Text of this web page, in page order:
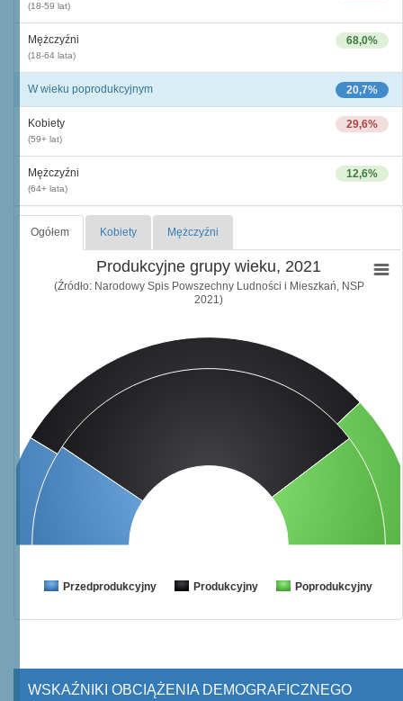
(18-59 lat)
68,0%
Mężczyźni
(18-64 lata)
20,7%
W wieku poprodukcyjnym
29,6%
Kobiety
(59+ lat)
12,6%
Mężczyźni
(64+ lata)
Ogółem Kobiety Mężczyźni
Produkcyjne grupy wieku, 2021
(Źródło: Narodowy Spis Powszechny Ludności i Mieszkań, NSP
2021)
Przedprodukcyjny Produkcyjny Poprodukcyjny
WSKAŹNIKI OBCIĄŻENIA DEMOGRAFICZNEGO